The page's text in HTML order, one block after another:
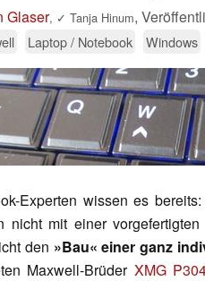
Glaser, ✓ Tanja Hinum,
Laptop / Notebook Windows
Experten wissen es
nicht mit einer
den »Bau« einer ganz
Maxwell-Brüder XMG